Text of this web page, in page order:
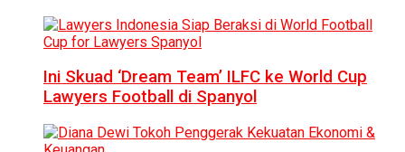
Ini Skuad ‘Dream Team’ ILFC ke World Cup
Lawyers Football di Spanyol